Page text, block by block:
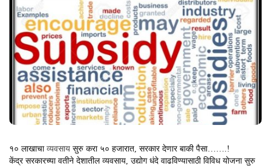
१० लाखाचा व्यवसाय सुरु करा ५० हजारात, सरकार देणार बाकी पैसा…….!
केंद्र सरकारच्या वतीने देशातील व्यवसाय, उद्योग धंदे वाढविण्यासाठी विविध योजना सुरु